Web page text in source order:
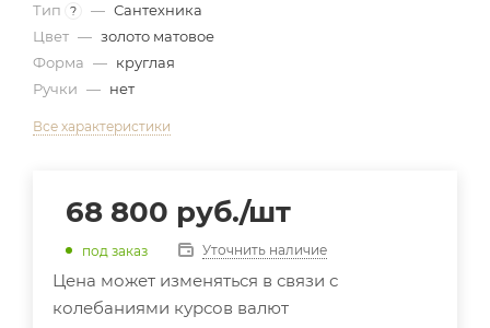
Тип
? — Сантехника
Цвет — золото матовое
Форма — круглая
Ручки — нет
Все характеристики
68 800 руб./шт
под заказ Уточнить наличие
Цена может изменяться в связи с
колебаниями курсов валют